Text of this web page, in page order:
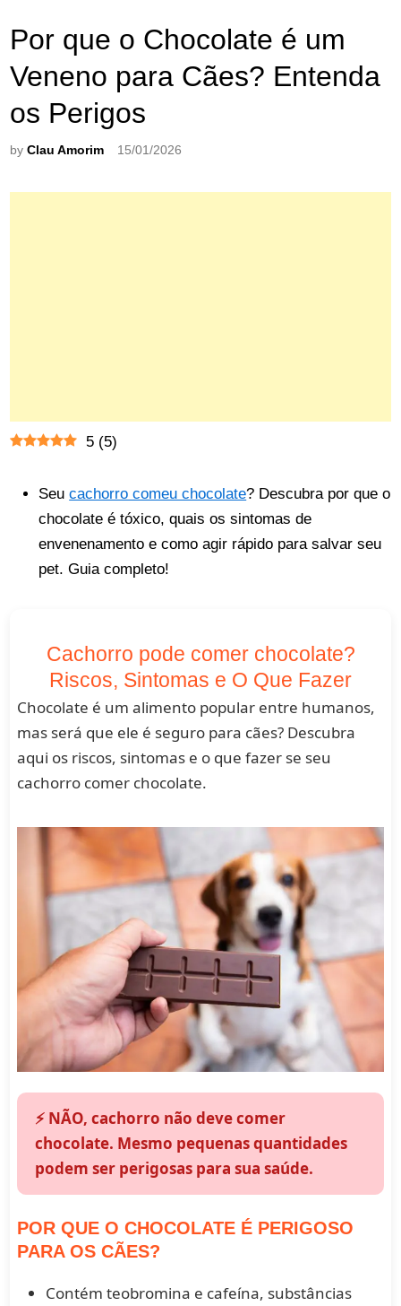
Por que o Chocolate é um
Veneno para Cães? Entenda
os Perigos
byClau Amorim 15/01/2026
5 (5)
Seucachorro comeu chocolate? Descubra por que o
chocolate é tóxico, quais os sintomas de
envenenamento e como agir rápido para salvar seu
pet. Guia completo!
Cachorro pode comer chocolate?
Riscos, Sintomas e O Que Fazer
Chocolate é um alimento popular entre humanos,
mas será que ele é seguro para cães? Descubra
aqui os riscos, sintomas e o que fazer se seu
cachorro comer chocolate.
⚡ NÃO, cachorro não deve comer
chocolate. Mesmo pequenas quantidades
podem ser perigosas para sua saúde.
POR QUE O CHOCOLATE É PERIGOSO
PARA OS CÃES?
Contém teobromina e cafeína, substâncias